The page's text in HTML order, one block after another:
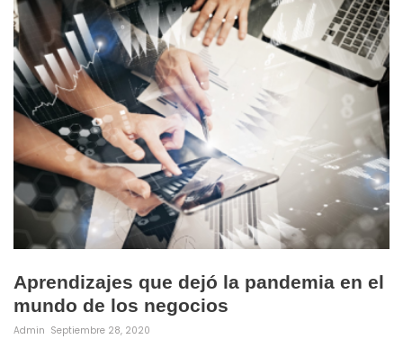
Aprendizajes que dejó la pandemia en el
mundo de los negocios
Admin Septiembre 28, 2020